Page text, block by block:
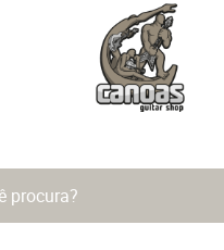
ATÉ 5X SEM JUROS!